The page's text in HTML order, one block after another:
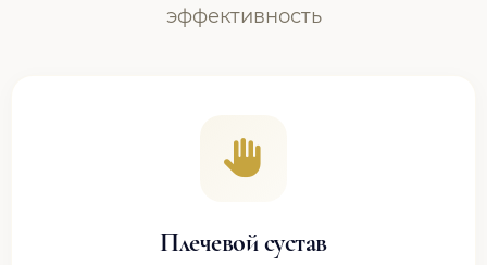
эффективность
Плечевой сустав